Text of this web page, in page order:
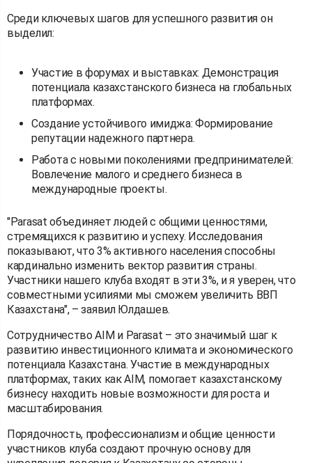
Среди ключевых шагов для успешного развития он
выделил:
Участие в форумах и выставках: Демонстрация
потенциала казахстанского бизнеса на глобальных
платформах.
Создание устойчивого имиджа: Формирование
репутации надежного партнера.
Работа с новыми поколениями предпринимателей:
Вовлечение малого и среднего бизнеса в
международные проекты.
"Parasat объединяет людей с общими ценностями,
стремящихся к развитию и успеху. Исследования
показывают, что 3% активного населения способны
кардинально изменить вектор развития страны.
Участники нашего клуба входят в эти 3%, и я уверен, что
совместными усилиями мы сможем увеличить ВВП
Казахстана", – заявил Юлдашев.
Сотрудничество AIM и Parasat – это значимый шаг к
развитию инвестиционного климата и экономического
потенциала Казахстана. Участие в международных
платформах, таких как AIM, помогает казахстанскому
бизнесу находить новые возможности для роста и
масштабирования.
Порядочность, профессионализм и общие ценности
участников клуба создают прочную основу для